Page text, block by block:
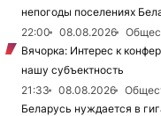
непогоды поселениях
22:00
08.08.2026
Вячорка: Интерес к
нашу субъектность
21:33
08.08.2026
Беларусь нуждается в